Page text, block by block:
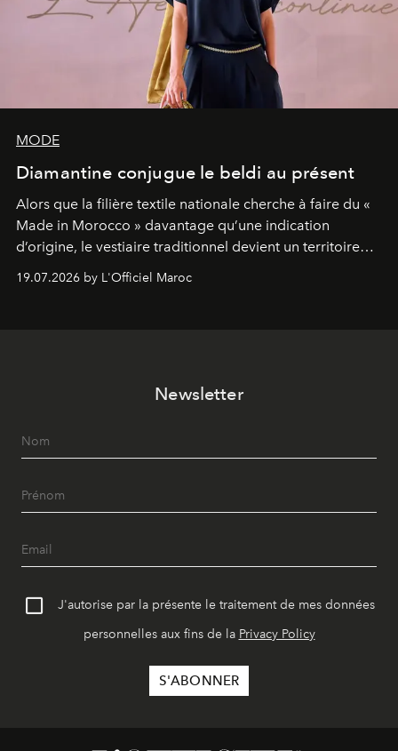
MODE
Diamantine conjugue le beldi au présent
Alors que la filière textile nationale cherche à faire du «
Made in Morocco » davantage qu’une indication
d’origine, le vestiaire traditionnel devient un territoire
d’expérimentation. Avec Néo Beldi, Diamantine en
révise les proportions et les usages pour l’inscrire dans
19.07.2026 by L'Officiel Maroc
Newsletter
J'autorise par la présente le traitement de mes données
personnelles aux fins de la Privacy Policy